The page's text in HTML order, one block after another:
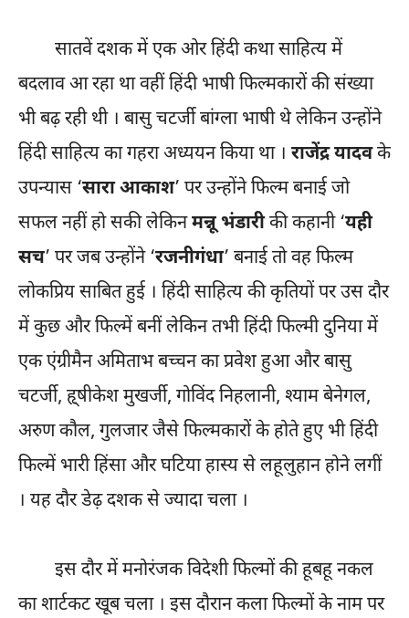
सातवें दशक में एक ओर हिंदी कथा साहित्य में
बदलाव आ रहा था वहीं हिंदी भाषी फिल्मकारों की संख्या
भी बढ़ रही थी । बासु चटर्जी बांग्ला भाषी थे लेकिन उन्होंने
हिंदी साहित्य का गहरा अध्ययन किया था । राजेंद्र यादवके
उपन्यास ‘सारा आकाश’ पर उन्होंने फिल्म बनाई जो
सफल नहीं हो सकी लेकिनमन्नू भंडारीकी कहानी ‘यही
सच’ पर जब उन्होंने ‘रजनीगंधा’ बनाई तो वह फिल्म
लोकप्रिय साबित हुई । हिंदी साहित्य की कृतियों पर उस दौर
में कुछ और फिल्में बनीं लेकिन तभी हिंदी फिल्मी दुनिया में
एक एंग्रीमैन अमिताभ बच्चन का प्रवेश हुआ और बासु
चटर्जी, हृ्षीकेश मुखर्जी, गोविंद निहलानी, श्याम बेनेगल,
अरुण कौल, गुलजार जैसे फिल्मकारों के होते हुए भी हिंदी
फिल्में भारी हिंसा और घटिया हास्य से लहूलुहान होने लगीं
। यह दौर डेढ़ दशक से ज्यादा चला ।
इस दौर में मनोरंजक विदेशी फिल्मों की हूबहू नकल
का शार्टकट खूब चला । इस दौरान कला फिल्मों के नाम पर